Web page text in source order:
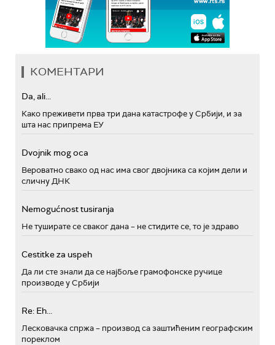
КОМЕНТАРИ
Da, ali...
Како преживети прва три дана катастрофе у Србији, и за
шта нас припрема ЕУ
Dvojnik mog oca
Вероватно свако од нас има свог двојника са којим дели и
сличну ДНК
Nemogućnost tusiranja
Не туширате се сваког дана – не стидите се, то је здраво
Cestitke za uspeh
Да ли сте знали да се најбоље грамофонске ручице
производе у Србији
Re: Eh...
Лесковачка спржа – производ са заштићеним географским
пореклом